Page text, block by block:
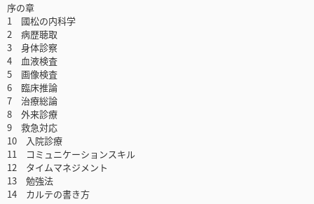
序の章
1 國松の内科学
2 病歴聴取
3 身体診察
4 血液検査
5 画像検査
6 臨床推論
7 治療総論
8 外来診療
9 救急対応
10 入院診療
11 コミュニケーションスキル
12 タイムマネジメント
13 勉強法
14 カルテの書き方